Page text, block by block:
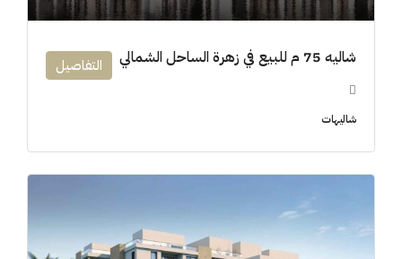
شاليه 75 م للبيع في زهرة الساحل الشمالي
شاليهات
التفاصيل